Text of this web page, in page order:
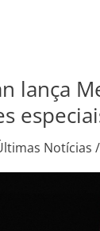
lança
Notícias /